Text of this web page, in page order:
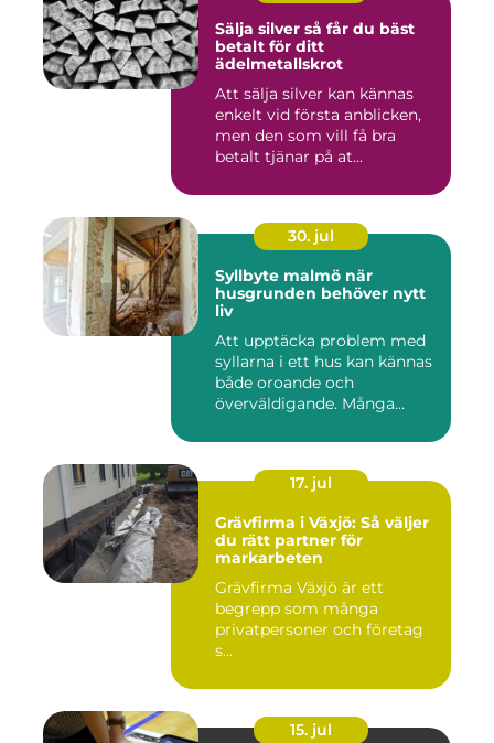
Sälja silver så får du bäst
betalt för ditt
ädelmetallskrot
Att sälja silver kan kännas
enkelt vid första anblicken,
men den som vill få bra
betalt tjänar på at...
30. jul
Syllbyte malmö när
husgrunden behöver nytt
liv
Att upptäcka problem med
syllarna i ett hus kan kännas
både oroande och
överväldigande. Många
17. jul
Grävfirma i Växjö: Så väljer
du rätt partner för
markarbeten
Grävfirma Växjö är ett
begrepp som många
privatpersoner och företag
s...
15. jul